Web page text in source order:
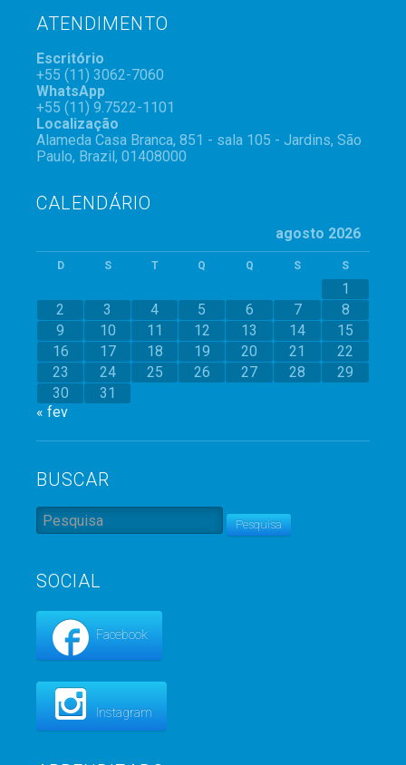
ATENDIMENTO
Escritório
+55 (11) 3062-7060
WhatsApp
+55 (11) 9.7522-1101
Localização
Alameda Casa Branca, 851 - sala 105 - Jardins, São
Paulo, Brazil, 01408000
CALENDÁRIO
agosto 2026
D S T Q Q S S
1
2
3 4 5 6 7
8
9
10 11 12 13 14
15
16
17 18 19 20 21
22
23
24 25 26 27 28
29
30
31
« fev
BUSCAR
Pesquisa
SOCIAL
Facebook
Instagram